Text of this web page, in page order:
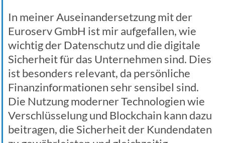
In meiner Auseinandersetzung mit der
Euroserv GmbH ist mir aufgefallen, wie
wichtig der Datenschutz und die digitale
Sicherheit für das Unternehmen sind. Dies
ist besonders relevant, da persönliche
Finanzinformationen sehr sensibel sind.
Die Nutzung moderner Technologien wie
Verschlüsselung und Blockchain kann dazu
beitragen, die Sicherheit der Kundendaten